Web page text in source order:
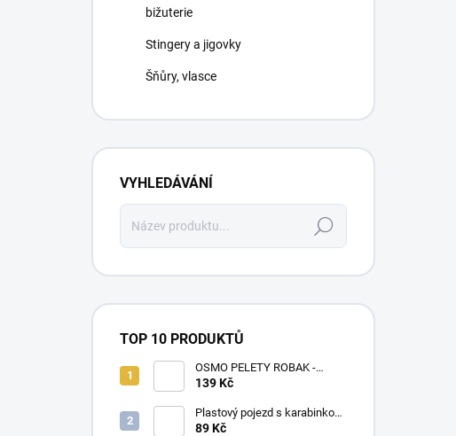
bižuterie
Stingery a jigovky
Šňůry, vlasce
VYHLEDÁVÁNÍ
Hledat
TOP 10 PRODUKTŮ
OSMO PELETY ROBAK -
ŽÍŽALA, ČERV
139 Kč
Plastový pojezd s karabinkou
AT Feeder
89 Kč